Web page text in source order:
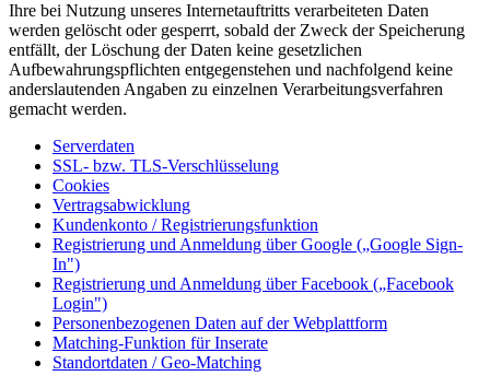
Ihre bei Nutzung unseres Internetauftritts verarbeiteten Daten
werden gelöscht oder gesperrt, sobald der Zweck der Speicherung
entfällt, der Löschung der Daten keine gesetzlichen
Aufbewahrungspflichten entgegenstehen und nachfolgend keine
anderslautenden Angaben zu einzelnen Verarbeitungsverfahren
gemacht werden.
Serverdaten
SSL- bzw. TLS-Verschlüsselung
Cookies
Vertragsabwicklung
Kundenkonto / Registrierungsfunktion
Registrierung und Anmeldung über Google („Google Sign-
In")
Registrierung und Anmeldung über Facebook („Facebook
Login")
Personenbezogenen Daten auf der Webplattform
Matching-Funktion für Inserate
Standortdaten / Geo-Matching